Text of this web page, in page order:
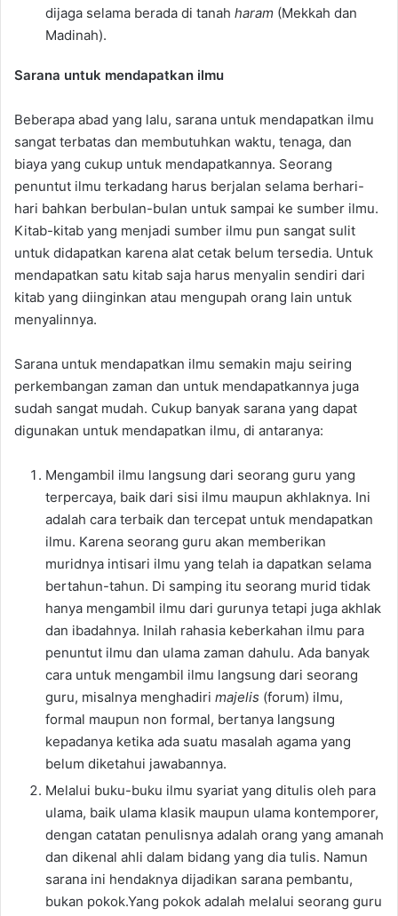
dijaga selama berada di tanah haram (Mekkah dan
Madinah).
Sarana untuk mendapatkan ilmu
Beberapa abad yang lalu, sarana untuk mendapatkan ilmu
sangat terbatas dan membutuhkan waktu, tenaga, dan
biaya yang cukup untuk mendapatkannya. Seorang
penuntut ilmu terkadang harus berjalan selama berhari-
hari bahkan berbulan-bulan untuk sampai ke sumber ilmu.
Kitab-kitab yang menjadi sumber ilmu pun sangat sulit
untuk didapatkan karena alat cetak belum tersedia. Untuk
mendapatkan satu kitab saja harus menyalin sendiri dari
kitab yang diinginkan atau mengupah orang lain untuk
menyalinnya.
Sarana untuk mendapatkan ilmu semakin maju seiring
perkembangan zaman dan untuk mendapatkannya juga
sudah sangat mudah. Cukup banyak sarana yang dapat
digunakan untuk mendapatkan ilmu, di antaranya:
Mengambil ilmu langsung dari seorang guru yang
terpercaya, baik dari sisi ilmu maupun akhlaknya. Ini
adalah cara terbaik dan tercepat untuk mendapatkan
ilmu. Karena seorang guru akan memberikan
muridnya intisari ilmu yang telah ia dapatkan selama
bertahun-tahun. Di samping itu seorang murid tidak
hanya mengambil ilmu dari gurunya tetapi juga akhlak
dan ibadahnya. Inilah rahasia keberkahan ilmu para
penuntut ilmu dan ulama zaman dahulu. Ada banyak
cara untuk mengambil ilmu langsung dari seorang
guru, misalnya menghadiri majelis (forum) ilmu,
formal maupun non formal, bertanya langsung
kepadanya ketika ada suatu masalah agama yang
belum diketahui jawabannya.
Melalui buku-buku ilmu syariat yang ditulis oleh para
ulama, baik ulama klasik maupun ulama kontemporer,
dengan catatan penulisnya adalah orang yang amanah
dan dikenal ahli dalam bidang yang dia tulis. Namun
sarana ini hendaknya dijadikan sarana pembantu,
bukan pokok.Yang pokok adalah melalui seorang guru